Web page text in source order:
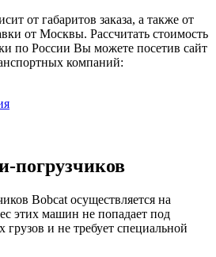
от габаритов заказа, а также от
от Москвы. Рассчитать стоимость
по России Вы можете посетив сайт
компаний:
погрузчиков
Bobcat осуществляется на
этих машин не попадает под
грузов и не требует специальной